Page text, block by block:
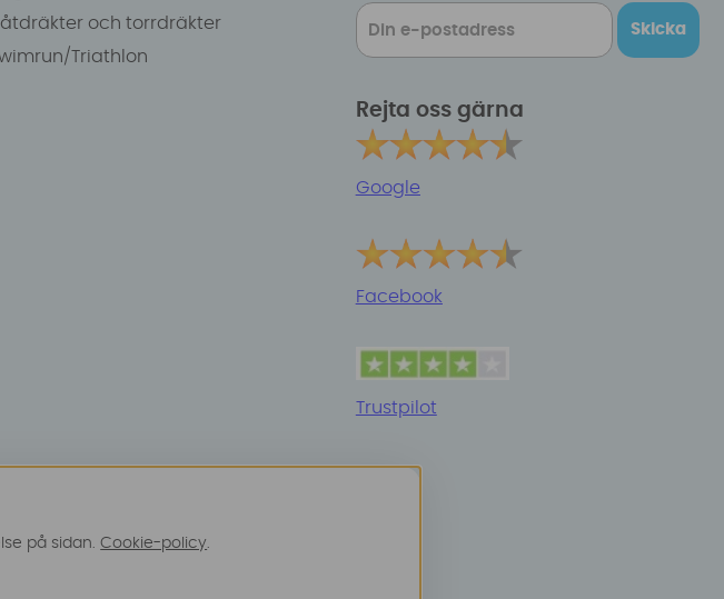
och torrdräkter
Triathlon
Skicka
Rejta oss gärna
Google
Facebook
Trustpilot
på sidan.Cookie-policy.